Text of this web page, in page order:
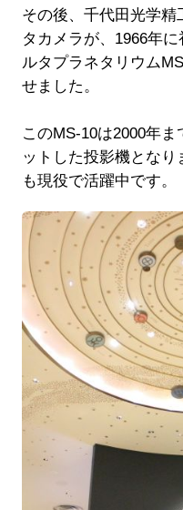
その後、千代田光学
タカメラが、1966年
ルタプラネタリウム
せました。
このMS-10は2000年
ットした投影機とな
も現役で活躍中です。